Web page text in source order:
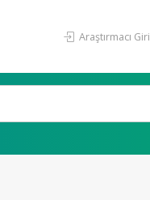
Araştırmacı